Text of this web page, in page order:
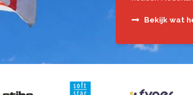
Bekijk wat